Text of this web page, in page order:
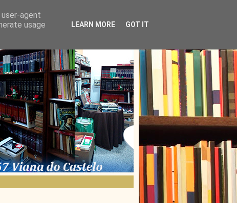
agent
usage
LEARN MORE GOT IT